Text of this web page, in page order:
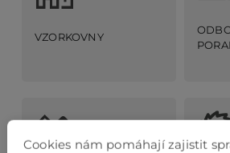
VZORKOVNY
Cookies nám pomáhají zajistit